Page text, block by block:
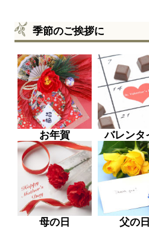
季節のご挨拶に
お年賀 バレンタ
母の日 父の日